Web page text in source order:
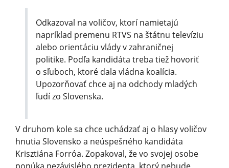
Odkazoval na voličov, ktorí namietajú
napríklad premenu RTVS na štátnu televíziu
alebo orientáciu vlády v zahraničnej
politike. Podľa kandidáta treba tiež hovoriť
o sľuboch, ktoré dala vládna koalícia.
Upozorňovať chce aj na odchody mladých
ľudí zo Slovenska.
V druhom kole sa chce uchádzať aj o hlasy voličov
hnutia Slovensko a neúspešného kandidáta
Krisztiána Forróa. Zopakoval, že vo svojej osobe